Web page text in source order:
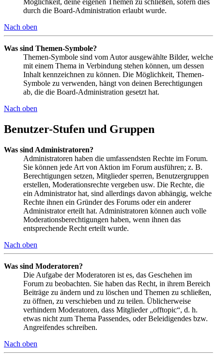
Möglichkeit, deine eigenen Themen zu schließen, sofern dies
durch die Board-Administration erlaubt wurde.
Nach oben
Was sind Themen-Symbole?
Themen-Symbole sind vom Autor ausgewählte Bilder, welche
mit einem Thema in Verbindung stehen können, um dessen
Inhalt kennzeichnen zu können. Die Möglichkeit, Themen-
Symbole zu verwenden, hängt von deinen Berechtigungen
ab, die die Board-Administration gesetzt hat.
Nach oben
Benutzer-Stufen und Gruppen
Was sind Administratoren?
Administratoren haben die umfassendsten Rechte im Forum.
Sie können jede Art von Aktion im Forum ausführen; z. B.
Berechtigungen setzen, Mitglieder sperren, Benutzergruppen
erstellen, Moderationsrechte vergeben usw. Die Rechte, die
ein Administrator hat, sind allerdings davon abhängig, welche
Rechte ihnen ein Gründer des Forums oder ein anderer
Administrator erteilt hat. Administratoren können auch volle
Moderationsberechtigungen haben, wenn ihnen das
entsprechende Recht erteilt wurde.
Nach oben
Was sind Moderatoren?
Die Aufgabe der Moderatoren ist es, das Geschehen im
Forum zu beobachten. Sie haben das Recht, in ihrem Bereich
Beiträge zu ändern und zu löschen und Themen zu schließen,
zu öffnen, zu verschieben und zu teilen. Üblicherweise
verhindern Moderatoren, dass Mitglieder „offtopic“, d. h.
etwas nicht zum Thema Passendes, oder Beleidigendes bzw.
Angreifendes schreiben.
Nach oben